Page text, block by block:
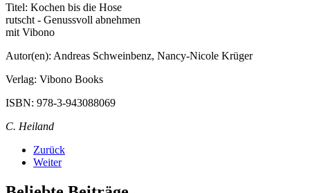
Titel: Kochen bis die Hose
rutscht - Genussvoll abnehmen
mit Vibono
Autor(en): Andreas Schweinbenz, Nancy-Nicole Krüger
Verlag: Vibono Books
ISBN: 978-3-943088069
C. Heiland
Zurück
Weiter